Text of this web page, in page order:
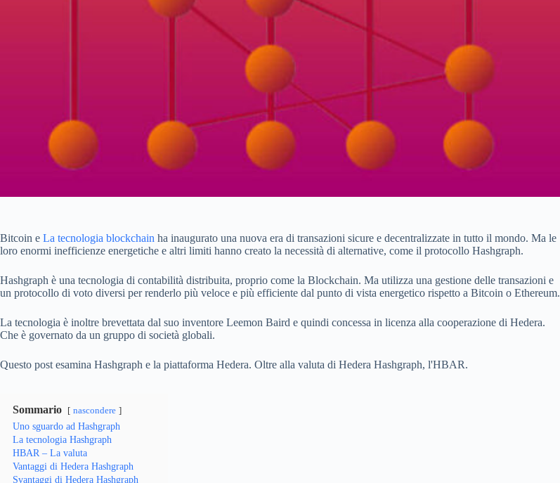
Bitcoin e La tecnologia blockchain ha inaugurato una nuova era di transazioni sicure e decentralizzate in tutto il mondo. Ma le
loro enormi inefficienze energetiche e altri limiti hanno creato la necessità di alternative, come il protocollo Hashgraph.
Hashgraph è una tecnologia di contabilità distribuita, proprio come la Blockchain. Ma utilizza una gestione delle transazioni e
un protocollo di voto diversi per renderlo più veloce e più efficiente dal punto di vista energetico rispetto a Bitcoin o Ethereum.
La tecnologia è inoltre brevettata dal suo inventore Leemon Baird e quindi concessa in licenza alla cooperazione di Hedera.
Che è governato da un gruppo di società globali.
Questo post esamina Hashgraph e la piattaforma Hedera. Oltre alla valuta di Hedera Hashgraph, l'HBAR.
Sommario nascondere
Uno sguardo ad Hashgraph
La tecnologia Hashgraph
HBAR – La valuta
Vantaggi di Hedera Hashgraph
Svantaggi di Hedera Hashgraph